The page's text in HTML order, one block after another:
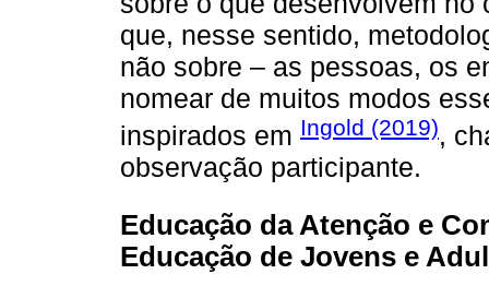
que, nesse sentido,
não sobre – as pessoas, os
nomear de muitos modos
inspirados em Ingold (2019),
observação participante.
Educação da Atenção e
Educação de Jovens e